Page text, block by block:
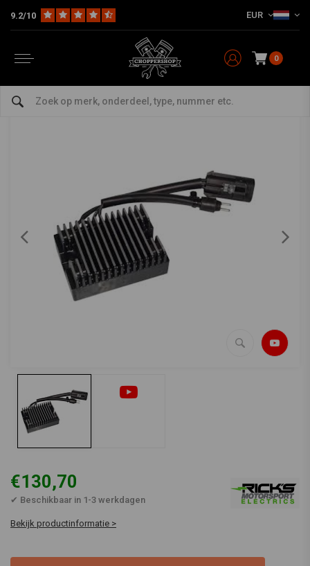
9.2/10 EUR
0
HD Harley onderhoud Regelaar en gelijkrichter
bekijk alles van Rick's Electrics
04-06 XL Sportster regelaar / gelijkrichter
€130,70
✔ Beschikbaar in 1-3 werkdagen
Bekijk productinformatie >